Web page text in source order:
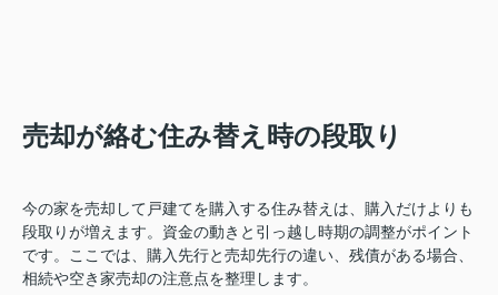
売却が絡む住み替え時の段取り
今の家を売却して戸建てを購入する住み替えは、購入だけよりも
段取りが増えます。資金の動きと引っ越し時期の調整がポイント
です。ここでは、購入先行と売却先行の違い、残債がある場合、
相続や空き家売却の注意点を整理します。